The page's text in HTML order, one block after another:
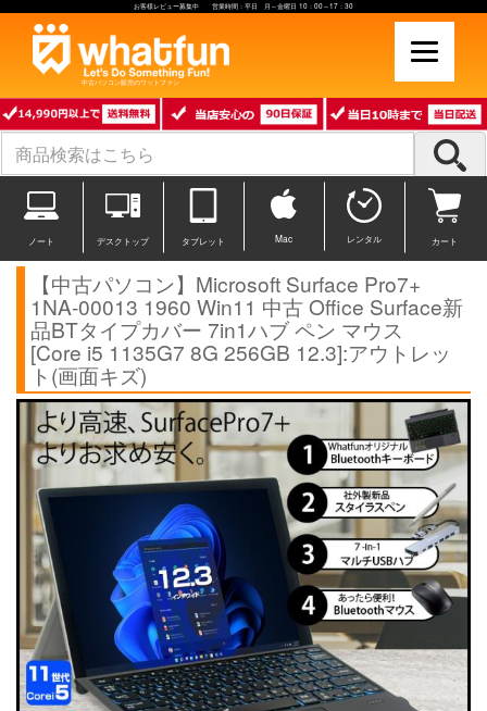
お客様レビュー募集中 営業時間：平日 月～金曜日 10：00～17：30
中古パソコン販売のワットファン
ノート デスクトップ タブレット Mac レンタル カート
【中古パソコン】Microsoft Surface Pro7+
1NA-00013 1960 Win11 中古 Office Surface新
品BTタイプカバー 7in1ハブ ペン マウス
[Core i5 1135G7 8G 256GB 12.3]:アウトレッ
ト(画面キズ)